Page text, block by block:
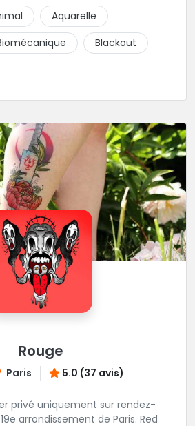
Romain son frère sera vous
pour des pièces comme le
ou la calligraphie pour le
Il y a aussi Léa, Maureen,
des artistes hors normes. Il n'y a
sélectionnées ici pour
Aquarelle
Blackout
Rouge
Paris 5.0 (37 avis)
privé uniquement sur rendez-
arrondissement de Paris. Red